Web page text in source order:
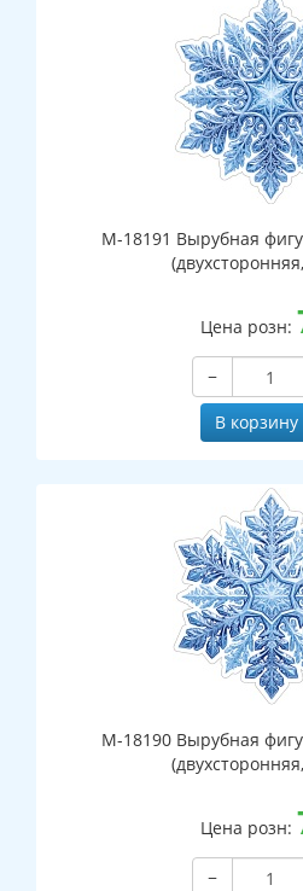
М-18191 Вырубная
Цена розн:
−
В корзину
М-18190 Вырубная
Цена розн:
−